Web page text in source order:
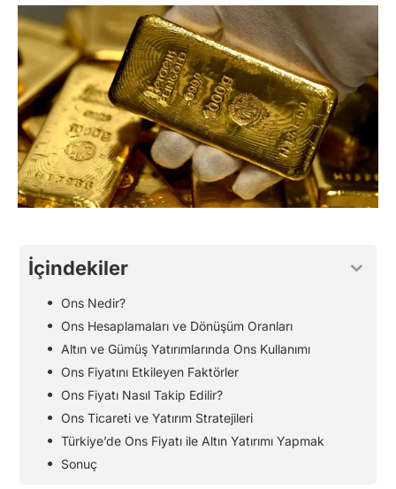
İçindekiler
Ons Nedir?
Ons Hesaplamaları ve Dönüşüm Oranları
Altın ve Gümüş Yatırımlarında Ons Kullanımı
Ons Fiyatını Etkileyen Faktörler
Ons Fiyatı Nasıl Takip Edilir?
Ons Ticareti ve Yatırım Stratejileri
Türkiye’de Ons Fiyatı ile Altın Yatırımı Yapmak
Sonuç